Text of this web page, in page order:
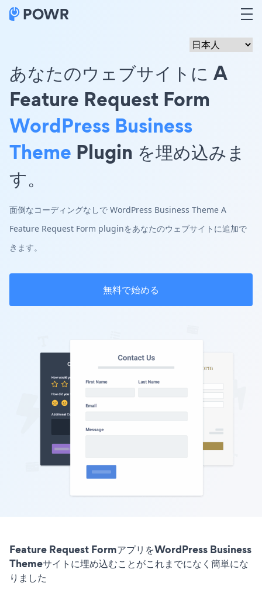
あなたのウェブサイトに A
Feature Request Form
WordPress Business
Theme Plugin を埋め込みま
す。
面倒なコーディングなしで WordPress Business Theme A
Feature Request Form pluginをあなたのウェブサイトに追加で
きます。
無料で始める
Feature Request FormアプリをWordPress Business
Themeサイトに埋め込むことがこれまでになく簡単にな
りました